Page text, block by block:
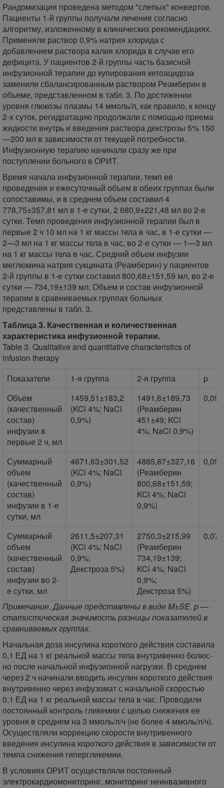
Рандомизация проведена методом "слепых" конвертов.
Пациенты 1-й группы получали лечение согласно
алгоритму, изложенному в клинических рекомендациях.
Применяли раствор 0,9% натрия хлорида с
добавлением раствора калия хлорида в случае его
дефицита. У пациентов 2-й группы часть базисной
инфузионной терапии до купирования кетоацидоза
заменили сбалансированным раствором Реамберин в
объеме, представленном в табл. 3. По достижении
уровня глюкозы плазмы 14 ммоль/л, как правило, к концу
2-х суток, регидратацию продолжали с помощью приема
жидкости внутрь и введения раствора декстрозы 5% 150
—200 мл в зависимости от текущей потребности.
Инфузионную терапию начинали сразу же при
поступлении больного в ОРИТ.
Время начала инфузионной терапии, темп ее
проведения и ежесуточный объем в обеих группах были
сопоставимы, и в среднем объем составил 4
778,75±357,81 мл в 1-е сутки, 2 680,9±221,48 мл во 2-е
сутки. Темп проведения инфузионной терапии был в
первые 2 ч 10 мл на 1 кг массы тела в час, в 1-е сутки —
2—3 мл на 1 кг массы тела в час, во 2-е сутки — 1—3 мл
на 1 кг массы тела в час. Средний объем инфузии
меглюмина натрия сукцината (Реамберин) у пациентов
2-й группы в 1-е сутки составил 800,68±151,59 мл, во 2-е
сутки — 734,19±139 мл. Объем и состав инфузионной
терапии в сравниваемых группах больных
представлены в табл. 3.
Таблица 3. Качественная и количественная
характеристика инфузионной терапии.
Table 3. Qualitative and quantitative characteristics of
infusion therapy
Показатели
1-я группа 2-я группа
p
Объем
(качественный
состав)
инфузии в
первые 2 ч, мл
1459,51±183,2
(KCl 4%; NaCl
0,9%)
1491,6±189,73
(Реамберин
451±49; KCl
4%; NaCl 0,9%)
0,098
Суммарный
объем
(качественный
состав)
инфузии в 1-е
сутки, мл
4671,63±301,52
(KCl 4%; NaCl
0,9%)
4885,87±327,16
(Реамберин
800,68±151,59;
KCl 4%; NaCl
0,9%)
0,059
Суммарный
объем
(качественный
состав)
инфузии во 2-
е сутки, мл
2611,5±207,31
(KCl 4%; NaCl
0,9%;
Декстроза 5%)
2750,3±215,99
(Реамберин
734,19±139;
KCl 4%; NaCl
0,9%;
Декстроза 5%)
0,070
Примечание. Данные представлены в виде M±SE. p —
статистическая значимость разницы показателей в
сравниваемых группах.
Начальная доза инсулина короткого действия составила
0,1 ЕД на 1 кг реальной массы тела внутривенно болюс-
но после начальной инфузионной нагрузки. В среднем
через 2 ч начинали вводить инсулин короткого действия
внутривенно через инфузомат с начальной скоростью
0,1 ЕД на 1 кг реальной массы тела в час. Проводили
постоянный контроль гликемии с целью снижения ее
уровня в среднем на 3 ммоль/л/ч (не более 4 ммоль/л/ч).
Осуществляли коррекцию скорости внутривенного
введения инсулина короткого действия в зависимости от
темпа снижения гипергликемии.
В условиях ОРИТ осуществляли постоянный
электрокардиомониторинг, мониторинг неинвазивного